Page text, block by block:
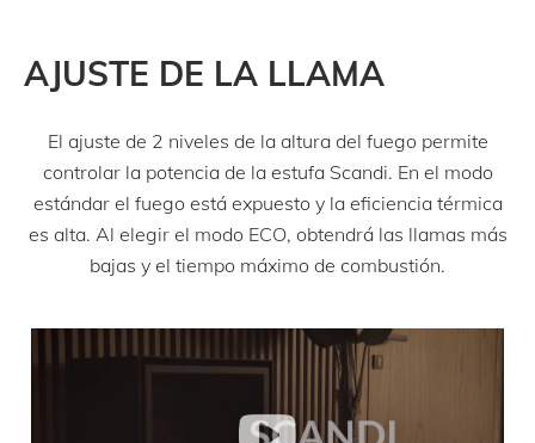
AJUSTE DE LA LLAMA
El ajuste de 2 niveles de la altura del fuego permite
controlar la potencia de la estufa Scandi. En el modo
estándar el fuego está expuesto y la eficiencia térmica
es alta. Al elegir el modo ECO, obtendrá las llamas más
bajas y el tiempo máximo de combustión.